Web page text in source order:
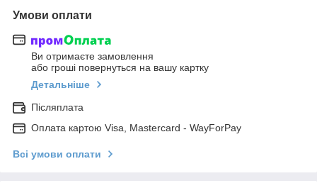
Умови оплати
Ви отримаєте замовлення
або гроші повернуться на вашу картку
Детальніше
Післяплата
Оплата картою Visa, Mastercard - WayForPay
Всі умови оплати